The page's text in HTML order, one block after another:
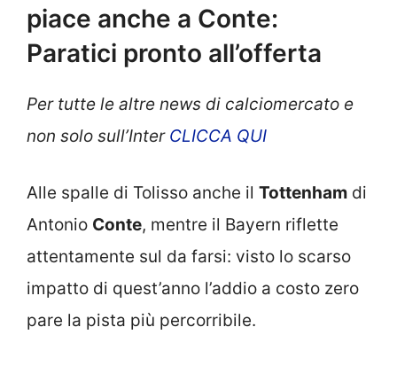
piace anche a Conte:
Paratici pronto all’offerta
Per tutte le altre news di calciomercato e
non solo sull’InterCLICCA QUI
Alle spalle di Tolisso anche il Tottenham di
Antonio Conte, mentre il Bayern riflette
attentamente sul da farsi: visto lo scarso
impatto di quest’anno l’addio a costo zero
pare la pista più percorribile.